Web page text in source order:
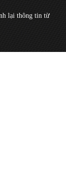
lại thông tin từ